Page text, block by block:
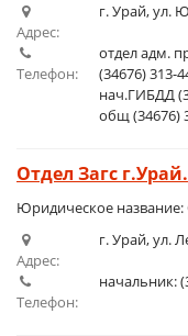
Адрес:
г. Урай, ул.
Телефон:
отдел адм.
(34676) 313-
нач.ГИБДД
общ (34676)
Отдел Загс г.Урай.
Юридическое название:
Адрес:
г. Урай, ул.
Телефон:
начальник: